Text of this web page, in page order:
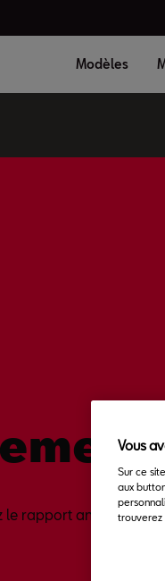
Modèles
le rapport annuel
Vous
Sur ce
aux
trouverez